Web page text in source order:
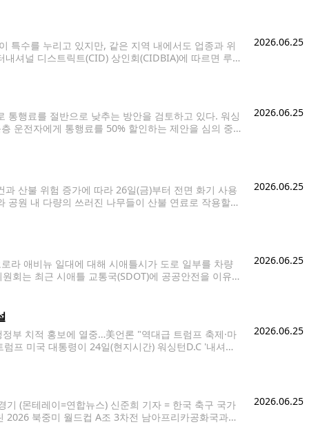
특수를 누리고 있지만, 같은 지역 내에서도 업종과 위
셔널 디스트릭트(CID) 상인회(CIDBIA)에 따르면 루멘
2026.06.25
통행료를 절반으로 낮추는 방안을 검토하고 있다. 워싱
운전자에게 통행료를 50% 할인하는 제안을 심의 중
2026.06.25
산불 위험 증가에 따라 26일(금)부터 전면 화기 사용
공원 내 다량의 쓰러진 나무들이 산불 연료로 작용할
2026.06.25
라 애비뉴 일대에 대해 시애틀시가 도로 일부를 차량
회는 최근 시애틀 교통국(SDOT)에 공공안전을 이유로
2026.06.25
부 치적 홍보에 열중…美언론 "역대급 트럼프 축제·마
프 미국 대통령이 24일(현지시간) 워싱턴D.C '내셔널
2026.06.25
(몬테레이=연합뉴스) 신준희 기자 = 한국 축구 국가
북중미 월드컵 A조 3차전 남아프리카공화국과의
2026.06.25